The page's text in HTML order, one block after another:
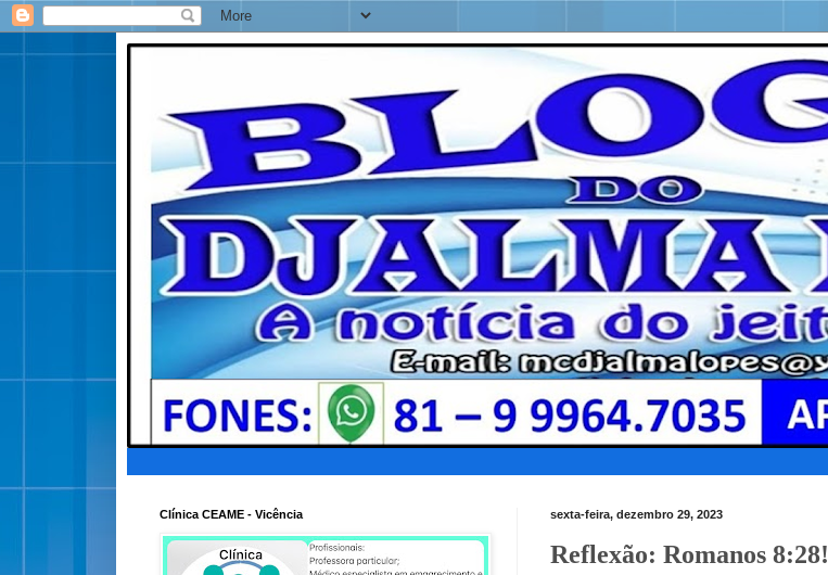
sexta-feira, dezembro 29, 2023
Reflexão: Romanos 8:28!
Clínica CEAME - Vicência